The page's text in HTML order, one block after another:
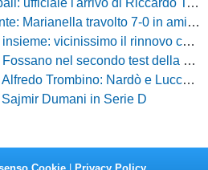
ufficiale l'arrivo di Riccardo Tosi
travolto 7-0 in amichevole
vicinissimo il rinnovo contrattuale
secondo test della preparazione estiva
Nardò e Lucchese sul bomber
Dumani in Serie D